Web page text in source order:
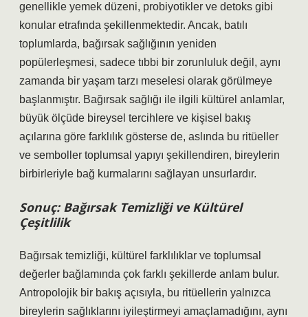
genellikle yemek düzeni, probiyotikler ve detoks gibi
konular etrafında şekillenmektedir. Ancak, batılı
toplumlarda, bağırsak sağlığının yeniden
popülerleşmesi, sadece tıbbi bir zorunluluk değil, aynı
zamanda bir yaşam tarzı meselesi olarak görülmeye
başlanmıştır. Bağırsak sağlığı ile ilgili kültürel anlamlar,
büyük ölçüde bireysel tercihlere ve kişisel bakış
açılarına göre farklılık gösterse de, aslında bu ritüeller
ve semboller toplumsal yapıyı şekillendiren, bireylerin
birbirleriyle bağ kurmalarını sağlayan unsurlardır.
Sonuç: Bağırsak Temizliği ve Kültürel
Çeşitlilik
Bağırsak temizliği, kültürel farklılıklar ve toplumsal
değerler bağlamında çok farklı şekillerde anlam bulur.
Antropolojik bir bakış açısıyla, bu ritüellerin yalnızca
bireylerin sağlıklarını iyileştirmeyi amaçlamadığını, aynı